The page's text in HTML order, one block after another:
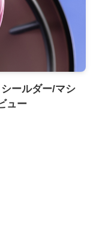
ールダー/マシ
ュー